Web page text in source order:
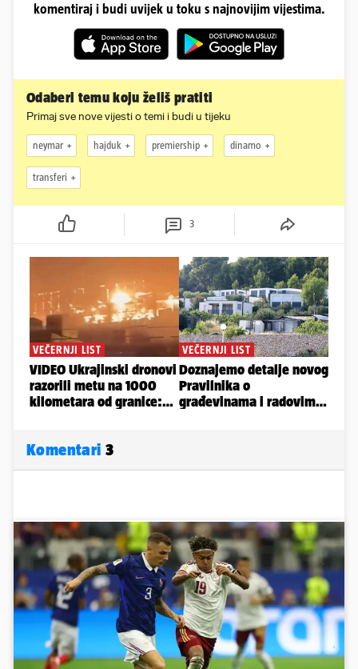
komentiraj i budi uvijek u toku s najnovijim vijestima.
Odaberi temu koju želiš pratiti
Primaj sve nove vijesti o temi i budi u tijeku
neymar hajduk premiership dinamo
transferi
3
Komentari 3